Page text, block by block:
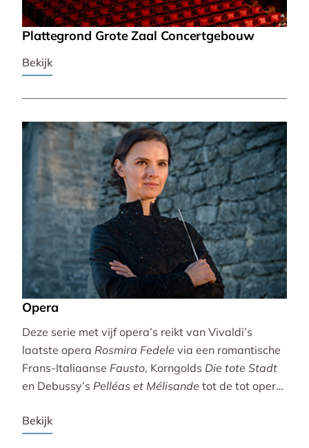
Plattegrond Grote Zaal Concertgebouw
Bekijk
Opera
Deze serie met vijf opera’s reikt van Vivaldi’s
laatste opera Rosmira Fedele via een romantische
Frans-Italiaanse Fausto, Korngolds Die tote Stadt
en Debussy’s Pelléas et Mélisande tot de tot opera
Vivaldi wordt gebracht door de Accademia
Bekijk